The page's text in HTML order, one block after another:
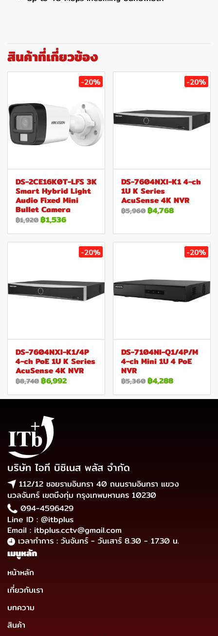
สินค้าที่เกี่ยวข้อง
-20%
DS-2CE16K0T-LFS 3K
Smart Hybrid Light
Audio Fixed Mini
Bullet Camera
฿1,920฿1,536
-20%
DS-7604NXI-K1 4-ch
1U K Series
AcuSense 4K NVR
฿5,960฿4,768
-20%
DS-7604NXI-K1/4P
4-ch PoE 1U K Series
AcuSense 4K NVR
฿8,740฿6,992
-20%
DS-7104NI-Q1/4P/M
4-ch Mini 1U 4 PoE
NVR
฿5,360฿4,288
บริษัท ไอที บิซิเนส พลัส จำกัด
112/12 ซอยรามอินทรา 40 ถนนรามอินทรา แขวง
นวลจันทร์ เขตบึงกุ่ม กรุงเทพมหานคร 10230
094-4596429
Line ID : @itbplus
Email : itbplus.cctv@gmail.com
เวลาทำการ : วันจันทร์ - วันเสาร์ 8.30 - 17.30 น.
เมนูหลัก
หน้าหลัก
เกี่ยวกับเรา
บทความ
สินค้า